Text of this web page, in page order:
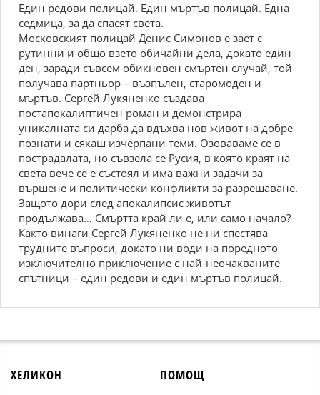
Един редови полицай. Един мъртъв полицай. Една
седмица, за да спасят света.
Московският полицай Денис Симонов е зает с
рутинни и общо взето обичайни дела, докато един
ден, заради съвсем обикновен смъртен случай, той
получава партньор – възпълен, старомоден и
мъртъв. Сергей Лукяненко създава
постапокалиптичен роман и демонстрира
уникалната си дарба да вдъхва нов живот на добре
познати и сякаш изчерпани теми. Озоваваме се в
пострадалата, но съвзела се Русия, в която краят на
света вече се е състоял и има важни задачи за
вършене и политически конфликти за разрешаване.
Защото дори след апокалипсис животът
продължава… Смъртта край ли е, или само начало?
Както винаги Сергей Лукяненко не ни спестява
трудните въпроси, докато ни води на поредното
изключително приключение с най-неочакваните
спътници – един редови и един мъртъв полицай.
ХЕЛИКОН ПОМОЩ